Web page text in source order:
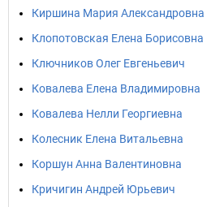
Киршина Мария Александровна
Клопотовская Елена Борисовна
Ключников Олег Евгеньевич
Ковалева Елена Владимировна
Ковалева Нелли Георгиевна
Колесник Елена Витальевна
Коршун Анна Валентиновна
Кричигин Андрей Юрьевич